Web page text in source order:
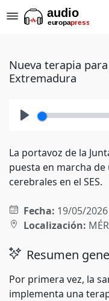
Nueva terapia
Extremadura
La portavoz de la
puesta en marcha
cerebrales en el SES.
Fecha: 19/05/2026
Localización:
Resumen
Por primera vez, la
implementa una